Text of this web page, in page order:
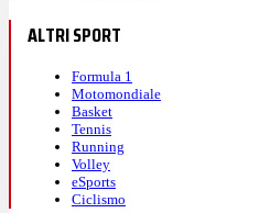
ALTRI SPORT
Formula 1
Motomondiale
Basket
Tennis
Running
Volley
eSports
Ciclismo